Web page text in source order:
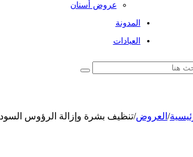
عروض أسنان
المدونة
العيادات
/ العروض/تنظيف بشرة وإزالة الرؤوس